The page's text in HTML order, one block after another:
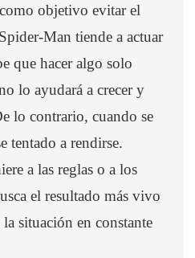
objetivo evitar el
Man tiende a actuar
que hacer algo solo
lo ayudará a crecer y
lo contrario, cuando se
tentado a rendirse.
a las reglas o a los
el resultado más vivo
situación en constante